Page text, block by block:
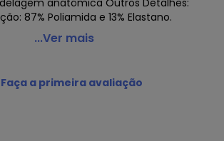
anatômica Outros Detalhes:
87% Poliamida e 13% Elastano.
com Bojo Removível She 522.01
...Ver mais
Faça a primeira avaliação